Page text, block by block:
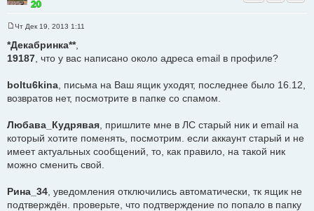
о
о
б
н
е
Чт Дек 19, 2013 1:11
*Декабринка**,
19187 , что у вас написано около адреса email в профиле?
boltu6kina , письма на Ваш ящик уходят, последнее было 16.12,
возвратов нет, посмотрите в папке со спамом.
Любава_Кудрявая , пришлите мне в ЛС старый ник и email на
который хотите поменять, посмотрим. если аккаунт старый и не
имеет актуальных сообщений, то, как правило, на такой ник
можно сменить свой.
Рина_34 , уведомления отключились автоматически, тк ящик не
подтверждён. проверьте, что подтверждение по попало в папку